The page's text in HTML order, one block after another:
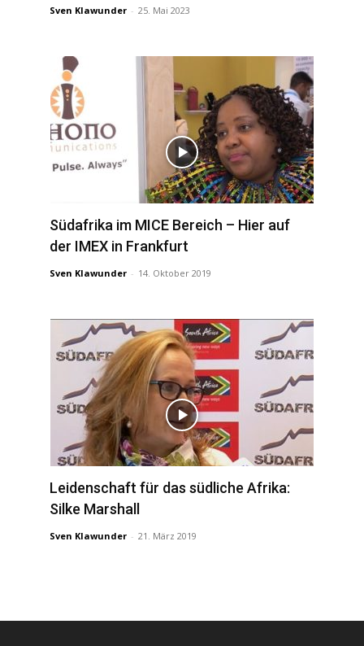
Sven Klawunder - 25. Mai 2023
Südafrika im MICE Bereich – Hier auf
der IMEX in Frankfurt
Sven Klawunder - 14. Oktober 2019
Leidenschaft für das südliche Afrika:
Silke Marshall
Sven Klawunder - 21. März 2019